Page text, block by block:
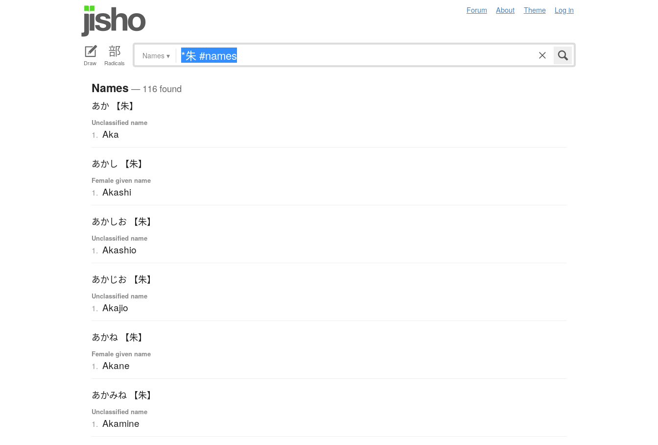
Forum About Theme Log in
Draw Radicals
Names ▾
Names — 116 found
あか 【朱】
Unclassified name
1. Aka
あかし 【朱】
Female given name
1. Akashi
あかしお 【朱】
Unclassified name
1. Akashio
あかじお 【朱】
Unclassified name
1. Akajio
あかね 【朱】
Female given name
1. Akane
あかみね 【朱】
Unclassified name
1. Akamine